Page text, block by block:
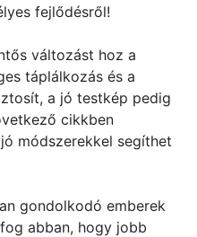
fejlődésről!
változást hoz a
táplálkozás és a
a jó testkép pedig
cikkben
módszerekkel segíthet
gondolkodó emberek
abban, hogy jobb